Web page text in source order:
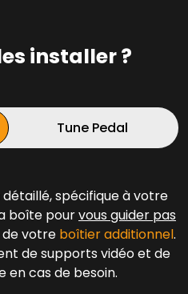
installer ?
Tune Pedal
spécifique à votre
boîte pourvous guider pas
de votre boîtier additionnel.
de supports vidéo et de
en cas de besoin.